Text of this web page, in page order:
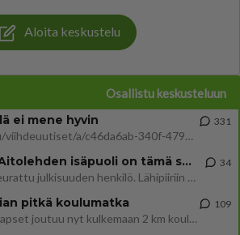
Aloita keskustelu
Osallistu keskusteluun
ei mene hyvin
https://www.iltalehti.fi/viihdeuutiset/a/c46da6ab-340f-4790-aaa7-0865eed2336 Yrityksen konkurssihakemus on tullut kärä
331
Tiesitkö? Martina Aitolehden isäpuoli on tämä suosittu laulaja
Martina Aitolehti on seurattu julkisuuden henkilö. Lähipiiriin mahtuu muitakin tunnettuja henkilöitä. Tiesitkö, että Ma
34
pitkä koulumatka
Hesarissa päivitellään lapset joutuu nyt kulkemaan 2 km kouluun jösses. Ruostefillarilla tuo matka menee vaikka miten äk
109